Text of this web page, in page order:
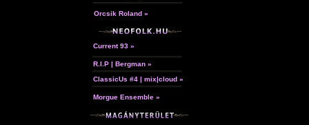
Orcsik Roland »
Current 93 »
R.I.P | Bergman »
ClassicUs #4 | mix|cloud »
Morgue Ensemble »